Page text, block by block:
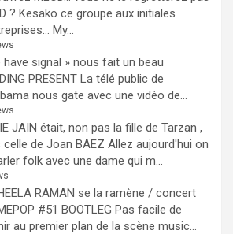
? Kesako ce groupe aux initiales
My...
have signal » nous fait un beau
PRESENT La télé public de
nous gate avec une vidéo de...
JAIN était, non pas la fille de Tarzan ,
celle de Joan BAEZ Allez aujourd'hui on
folk avec une dame qui m...
RAMAN se la ramène / concert
#51 BOOTLEG Pas facile de
au premier plan de la scène music...